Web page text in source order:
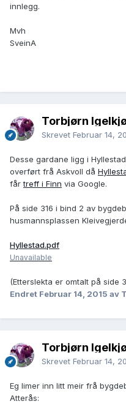
innlegg.
Mvh
SveinA
Torbjørn
Skrevet Februar 14,
Desse gardane ligg i
overført frå Askvoll då
fårtreff i Finn via Google.
På side 316 i bind 2 av
husmannsplassen
Hyllestad.pdf
Unavailable
(Etterslekta er omtalt på side
Endret Februar 14, 2015 av
Torbjørn
Skrevet Februar 14,
Eg limer inn litt meir frå
Atterås: